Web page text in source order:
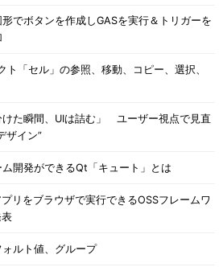
でボタンを作成しGASを実行＆トリガーを
ト「セル」の参照、移動、コピー、選択、
けた瞬間、UIは詰む」 ユーザー視点で見直
ザイン”
開発ができるQt「キュート」とは
リをブラウザで実行できるOSSフレームワ
ルト値、グループ